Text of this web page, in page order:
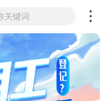
关键词